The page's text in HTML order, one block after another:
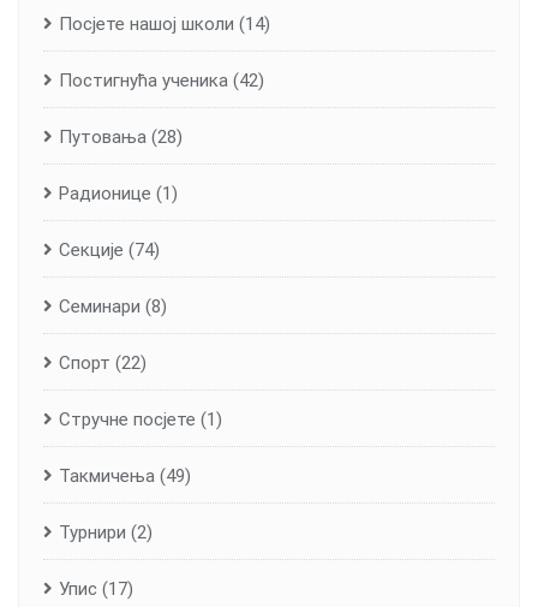
Посјете нашој школи (14)
Постигнућа ученика (42)
Путовања (28)
Радионице (1)
Секције (74)
Семинари (8)
Спорт (22)
Стручне посјете (1)
Такмичења (49)
Турнири (2)
Упис (17)